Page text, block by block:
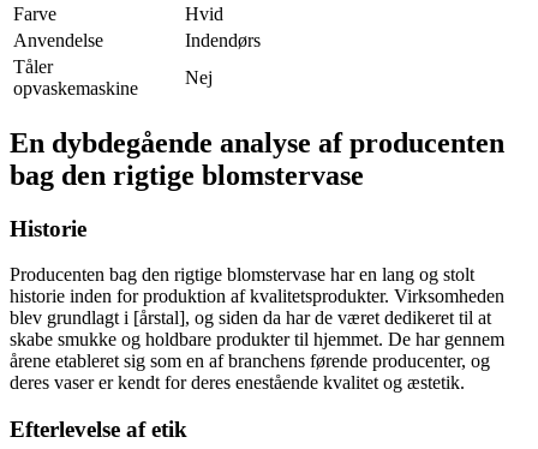
Farve
Hvid
Anvendelse
Indendørs
Tåler
opvaskemaskine
Nej
En dybdegående analyse af producenten
bag den rigtige blomstervase
Historie
Producenten bag den rigtige blomstervase har en lang og stolt
historie inden for produktion af kvalitetsprodukter. Virksomheden
blev grundlagt i [årstal], og siden da har de været dedikeret til at
skabe smukke og holdbare produkter til hjemmet. De har gennem
årene etableret sig som en af branchens førende producenter, og
deres vaser er kendt for deres enestående kvalitet og æstetik.
Efterlevelse af etik